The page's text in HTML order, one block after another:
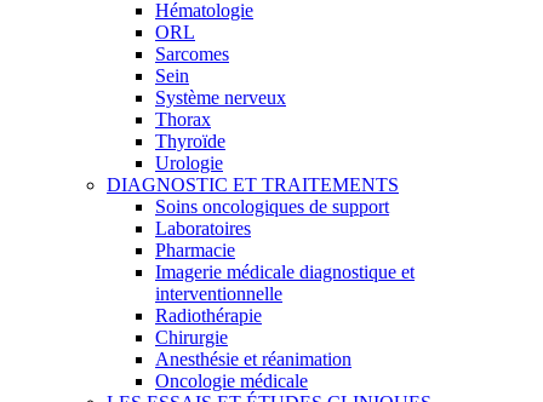
Hématologie
ORL
Sarcomes
Sein
Système nerveux
Thorax
Thyroïde
Urologie
DIAGNOSTIC ET TRAITEMENTS
Soins oncologiques de support
Laboratoires
Pharmacie
Imagerie médicale diagnostique et
interventionnelle
Radiothérapie
Chirurgie
Anesthésie et réanimation
Oncologie médicale